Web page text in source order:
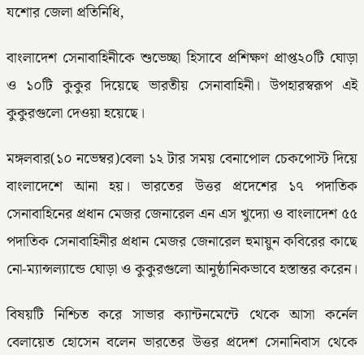
যশোর জেলা প্রতিনিধি,
বাংলাদেশ সেনাবাহিনীকে শুভেচ্ছা হিসাবে প্রশিক্ষণ প্রাপ্ত২০টি ঘোড়া
ও ১০টি কুকুর দিয়েছে ভারতীয় সেনাবাহিনী। উপহারস্বরূপ এই
কুকুরগুলো দেওয়া হয়েছে।
মঙ্গলবার(১০ নভেম্বর)বেলা ১২ টার সময় বেনাপোল চেকপোস্ট দিয়ে
বাংলাদেশে আনা হয়। ভারতের উত্তর প্রদেশের ১৭ পদাতিক
সেনাবাহিনের প্রধান মেজর জেনারেল এন এস খুদ্যো ও বাংলাদেশ ৫৫
পদাতিক সেনাবাহিনীর প্রধান মেজর জেনারেল হুমায়ুন কবিরের কাছে
নো-ম্যান্সল্যান্ডে ঘোড়া ও কুকুরগুলো আনুষ্ঠানিকভাবে হস্তান্তর করেন।
বিষয়টি নিশ্চিত করে সাভার ক্যান্টনমেন্টে থেকে আসা কর্নেল
বেলায়েত হোসেন বলেন ভারতের উত্তর প্রদেশ সেনানিবাস থেকে